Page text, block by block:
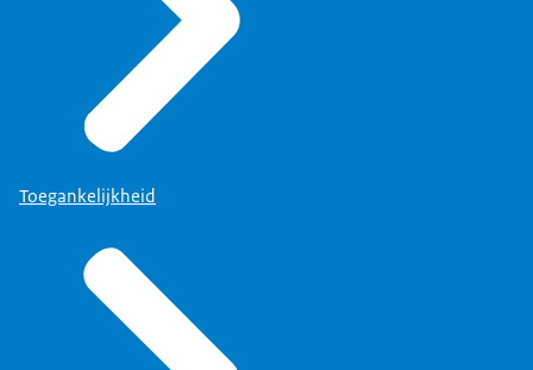
Toegankelijkheid